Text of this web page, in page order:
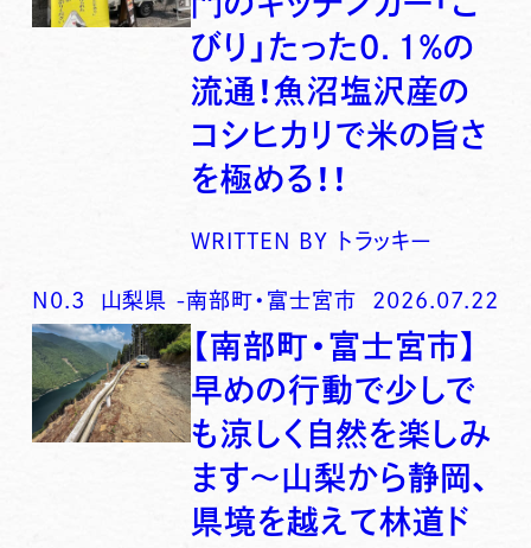
びり」たった0．1％の
流通！魚沼塩沢産の
コシヒカリで米の旨さ
を極める！！
WRITTEN BY トラッキー
N0. 3 山梨県 -南部町・富士宮市 2026.07.22
【南部町・富士宮市】
早めの行動で少しで
も涼しく自然を楽しみ
ます〜山梨から静岡、
県境を越えて林道ド